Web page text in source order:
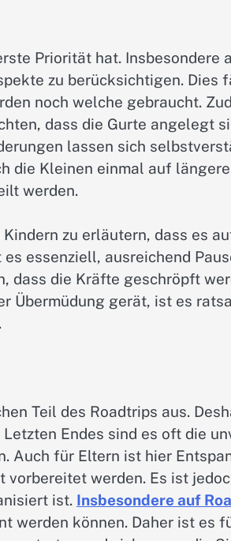
Priorität hat. Insbesondere
zu berücksichtigen. Dies
noch welche gebraucht.
dass die Gurte angelegt
lassen sich
die Kleinen einmal auf
werden.
zu erläutern, dass es
essenziell, ausreichend
dass die Kräfte geschröpft
Übermüdung gerät, ist es
Teil des Roadtrips aus.
Endes sind es oft die
Auch für Eltern ist hier
werden. Es ist
ist. Insbesondere auf
werden können. Daher ist es